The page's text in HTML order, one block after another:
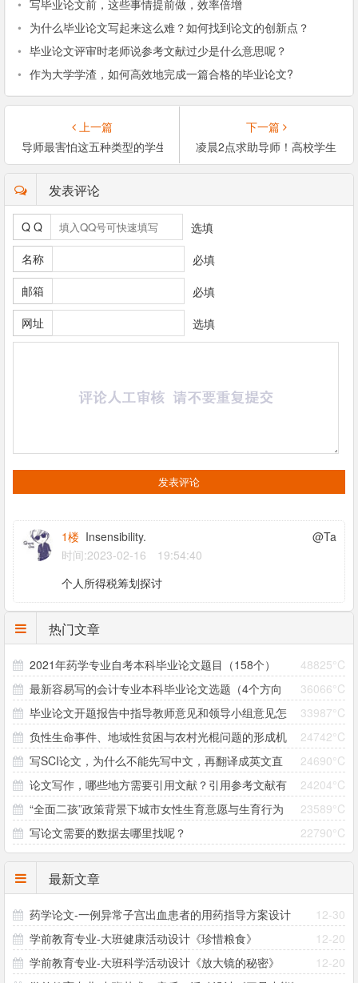
• 写毕业论文前，这些事情提前做，效率倍增
• 为什么毕业论文写起来这么难？如何找到论文的创新点？
• 毕业论文评审时老师说参考文献过少是什么意思呢？
• 作为大学学渣，如何高效地完成一篇合格的毕业论文?
上一篇
导师最害怕这五种类型的学生
下一篇
凌晨2点求助导师！高校学生毕
发表评论
Q Q
选填
名称
必填
邮箱
必填
网址
选填
1楼 Insensibility.
@Ta
时间:2023-02-16 19:54:40
个人所得税筹划探讨
热门文章
48825°C
2021年药学专业自考本科毕业论文题目（158个）
36066°C
最新容易写的会计专业本科毕业论文选题（4个方向
33个题目）
33987°C
毕业论文开题报告中指导教师意见和领导小组意见怎
么写？
24742°C
负性生命事件、地域性贫困与农村光棍问题的形成机
制研究 ——以大别山村为个案
24690°C
写SCI论文，为什么不能先写中文，再翻译成英文直
接投稿？
24204°C
论文写作，哪些地方需要引用文献？引用参考文献有
哪些注意事项？
23589°C
“全面二孩”政策背景下城市女性生育意愿与生育行为
差异研究
22790°C
写论文需要的数据去哪里找呢？
最新文章
12-30
药学论文-一例异常子宫出血患者的用药指导方案设计
12-20
学前教育专业-大班健康活动设计《珍惜粮食》
12-20
学前教育专业-大班科学活动设计《放大镜的秘密》